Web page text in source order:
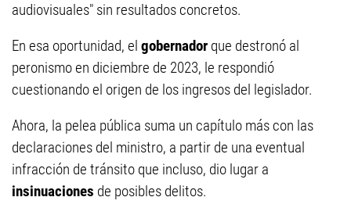
audiovisuales" sin resultados concretos.
En esa oportunidad, el gobernador que destronó al
peronismo en diciembre de 2023, le respondió
cuestionando el origen de los ingresos del legislador.
Ahora, la pelea pública suma un capítulo más con las
declaraciones del ministro, a partir de una eventual
infracción de tránsito que incluso, dio lugar a
insinuaciones de posibles delitos.